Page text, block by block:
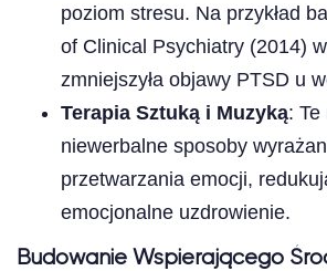
poziom stresu. Na przykład
of Clinical Psychiatry (2014)
zmniejszyła objawy PTSD u
Terapia Sztuką i Muzyką:
niewerbalne sposoby
przetwarzania emocji,
emocjonalne uzdrowienie.
Budowanie Wspierającego